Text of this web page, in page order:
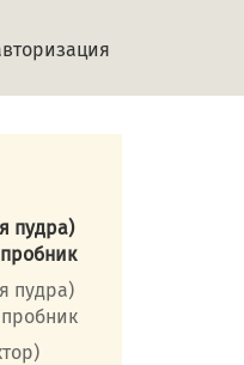
пудра)
пудра)